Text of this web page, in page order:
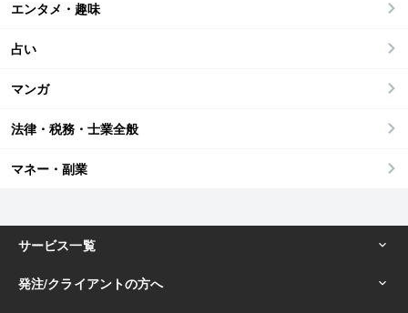
エンタメ・趣味
占い
マンガ
法律・税務・士業全般
マネー・副業